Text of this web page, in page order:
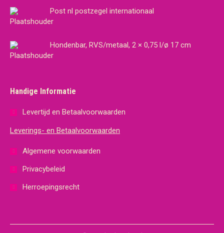
Post nl postzegel internationaal
Hondenbar, RVS/metaal, 2 × 0,75 l/ø 17 cm
Handige Informatie
Levertijd en Betaalvoorwaarden
Leverings- en Betaalvoorwaarden
Algemene voorwaarden
Privacybeleid
Herroepingsrecht